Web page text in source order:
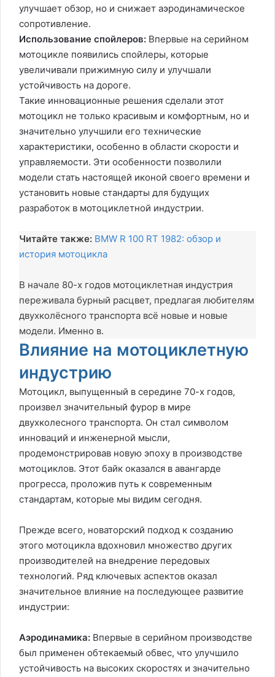
улучшает обзор, но и снижает аэродинамическое
сопротивление.
Использование спойлеров: Впервые на серийном
мотоцикле появились спойлеры, которые
увеличивали прижимную силу и улучшали
устойчивость на дороге.
Такие инновационные решения сделали этот
мотоцикл не только красивым и комфортным, но и
значительно улучшили его технические
характеристики, особенно в области скорости и
управляемости. Эти особенности позволили
модели стать настоящей иконой своего времени и
установить новые стандарты для будущих
разработок в мотоциклетной индустрии.
Читайте также: BMW R 100 RT 1982: обзор и
история мотоцикла
В начале 80-х годов мотоциклетная индустрия
переживала бурный расцвет, предлагая любителям
двухколёсного транспорта всё новые и новые
модели. Именно в.
Влияние на мотоциклетную
индустрию
Мотоцикл, выпущенный в середине 70-х годов,
произвел значительный фурор в мире
двухколесного транспорта. Он стал символом
инноваций и инженерной мысли,
продемонстрировав новую эпоху в производстве
мотоциклов. Этот байк оказался в авангарде
прогресса, проложив путь к современным
стандартам, которые мы видим сегодня.
Прежде всего, новаторский подход к созданию
этого мотоцикла вдохновил множество других
производителей на внедрение передовых
технологий. Ряд ключевых аспектов оказал
значительное влияние на последующее развитие
индустрии:
Аэродинамика: Впервые в серийном производстве
был применен обтекаемый обвес, что улучшило
устойчивость на высоких скоростях и значительно